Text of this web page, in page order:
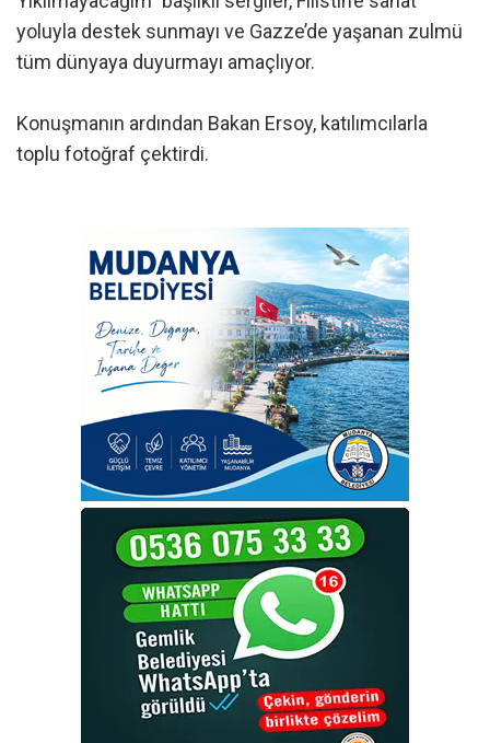
yoluyla destek sunmayı ve Gazze’de yaşanan zulmü
tüm dünyaya duyurmayı amaçlıyor.
Konuşmanın ardından Bakan Ersoy, katılımcılarla
toplu fotoğraf çektirdi.